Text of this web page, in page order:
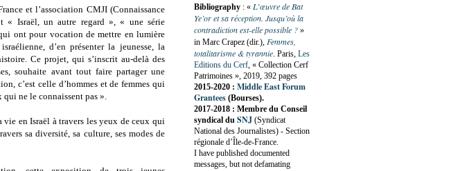
et l’association CMJI (Connaissance
« Israël, un autre regard », « une série
ont pour vocation de mettre en lumière
d’en présenter la jeunesse, la
Ce projet, qui s’inscrit au-delà des
souhaite avant tout faire partager une
c’est celle d’hommes et de femmes qui
ne le connaissent pas ».
en Israël à travers les yeux de ceux qui
sa diversité, sa culture, ses modes de
Bibliography : « L’œuvre de Bat
Ye’or et sa réception. Jusqu’où la
contradiction est-elle possible ? »
in Marc Crapez (dir.), Femmes,
totalitarisme & tyrannie. Paris, Les
Editions du Cerf, « Collection Cerf
Patrimoines », 2019, 392 pages
2015-2020 : Middle East Forum
Grantees (Bourses).
2017-2018 : Membre du Conseil
syndical du SNJ (Syndicat
National des Journalistes) - Section
régionale d’Île-de-France.
I have published documented
messages, but not defamating